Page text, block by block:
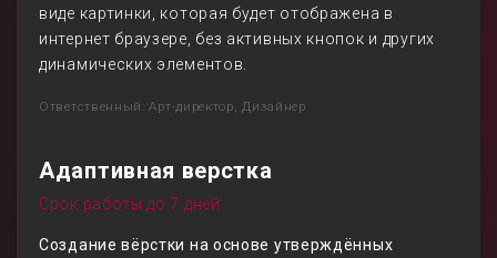
виде картинки, которая будет отображена в
интернет браузере, без активных кнопок и других
динамических элементов.
Ответственный: Арт-директор, Дизайнер
Адаптивная верстка
Срок работы до 7 дней
Создание вёрстки на основе утверждённых